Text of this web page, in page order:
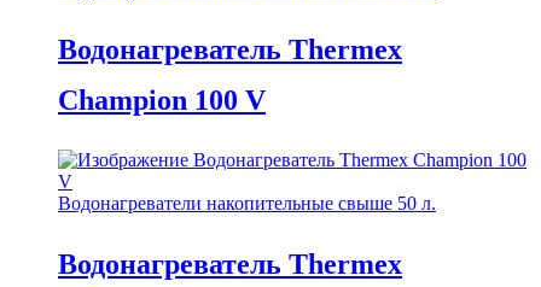
Водонагреватель Thermex
Champion 100 V
Водонагреватели накопительные свыше 50 л.
Водонагреватель Thermex